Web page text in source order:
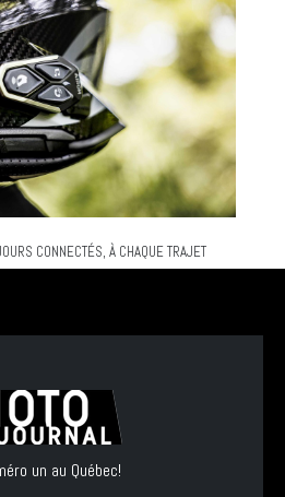
CONNECTÉS, À CHAQUE TRAJET
un au Québec!